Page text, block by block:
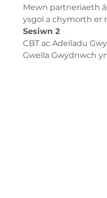
Mewn partneriaeth â
ysgol a chymorth er
Sesiwn 2
CBT ac Adeiladu
Gwella Gwydnwch